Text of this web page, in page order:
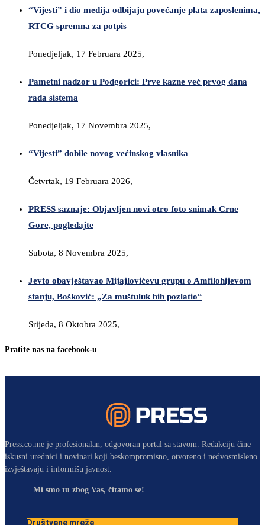
“Vijesti” i dio medija odbijaju povećanje plata zaposlenima,
RTCG spremna za potpis
Ponedjeljak, 17 Februara 2025,
Pametni nadzor u Podgorici: Prve kazne već prvog dana
rada sistema
Ponedjeljak, 17 Novembra 2025,
“Vijesti” dobile novog većinskog vlasnika
Četvrtak, 19 Februara 2026,
PRESS saznaje: Objavljen novi otro foto snimak Crne
Gore, pogledajte
Subota, 8 Novembra 2025,
Jevto obavještavao Mijajlovićevu grupu o Amfilohijevom
stanju, Bošković: „Za muštuluk bih pozlatio“
Srijeda, 8 Oktobra 2025,
Pratite nas na facebook-u
Press.co.me je profesionalan, odgovoran portal sa stavom. Redakciju čine
iskusni urednici i novinari koji beskompromisno, otvoreno i nedvosmisleno
izvještavaju i informišu javnost.
Mi smo tu zbog Vas, čitamo se!
Društvene mreže